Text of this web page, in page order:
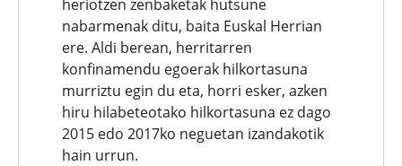
heriotzen zenbaketak hutsune
nabarmenak ditu, baita Euskal Herrian
ere. Aldi berean, herritarren
konfinamendu egoerak hilkortasuna
murriztu egin du eta, horri esker, azken
hiru hilabeteotako hilkortasuna ez dago
2015 edo 2017ko neguetan izandakotik
hain urrun.